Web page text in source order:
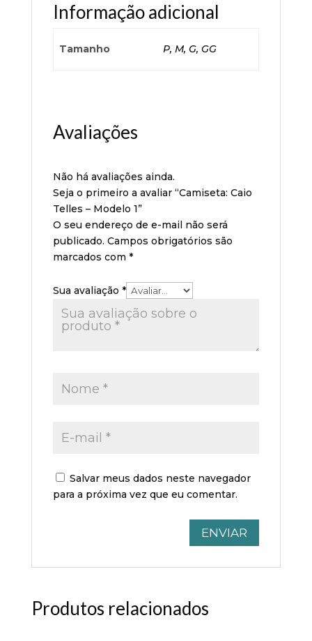
Informação adicional
Tamanho P, M, G, GG
Avaliações
Não há avaliações ainda.
Seja o primeiro a avaliar “Camiseta: Caio
Telles – Modelo 1”
O seu endereço de e-mail não será
publicado. Campos obrigatórios são
marcados com *
Sua avaliação *
Salvar meus dados neste navegador
para a próxima vez que eu comentar.
Produtos relacionados